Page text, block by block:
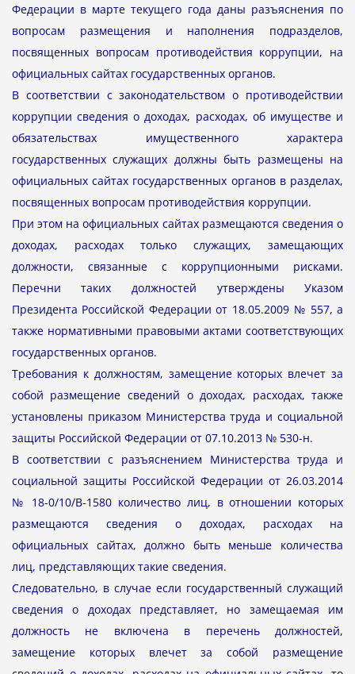
Федерации в марте текущего года даны разъяснения по
вопросам размещения и наполнения подразделов,
посвященных вопросам противодействия коррупции, на
официальных сайтах государственных органов.
В соответствии с законодательством о противодействии
коррупции сведения о доходах, расходах, об имуществе и
обязательствах имущественного характера
государственных служащих должны быть размещены на
официальных сайтах государственных органов в разделах,
посвященных вопросам противодействия коррупции.
При этом на официальных сайтах размещаются сведения о
доходах, расходах только служащих, замещающих
должности, связанные с коррупционными рисками.
Перечни таких должностей утверждены Указом
Президента Российской Федерации от 18.05.2009 № 557, а
также нормативными правовыми актами соответствующих
государственных органов.
Требования к должностям, замещение которых влечет за
собой размещение сведений о доходах, расходах, также
установлены приказом Министерства труда и социальной
защиты Российской Федерации от 07.10.2013 № 530-н.
В соответствии с разъяснением Министерства труда и
социальной защиты Российской Федерации от 26.03.2014
№ 18-0/10/В-1580 количество лиц, в отношении которых
размещаются сведения о доходах, расходах на
официальных сайтах, должно быть меньше количества
лиц, представляющих такие сведения.
Следовательно, в случае если государственный служащий
сведения о доходах представляет, но замещаемая им
должность не включена в перечень должностей,
замещение которых влечет за собой размещение